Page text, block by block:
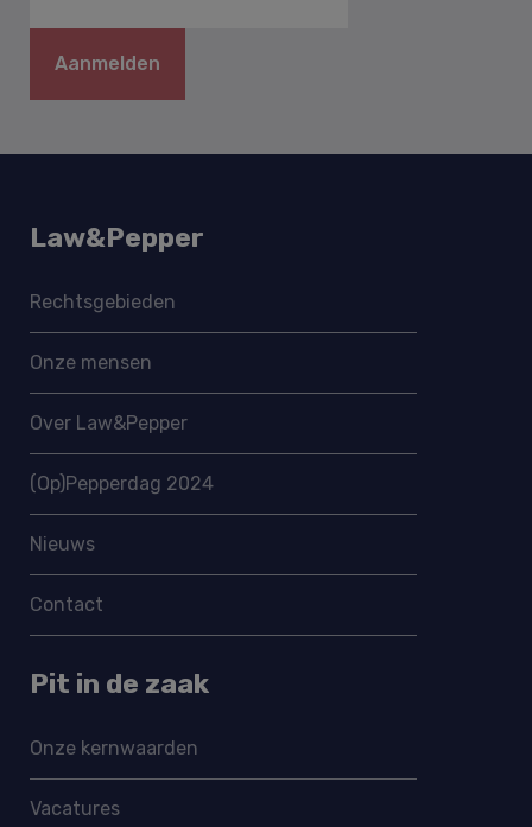
Aanmelden
Law&Pepper
Rechtsgebieden
Onze mensen
Over Law&Pepper
(Op)Pepperdag 2024
Nieuws
Contact
Pit in de zaak
Onze kernwaarden
Vacatures